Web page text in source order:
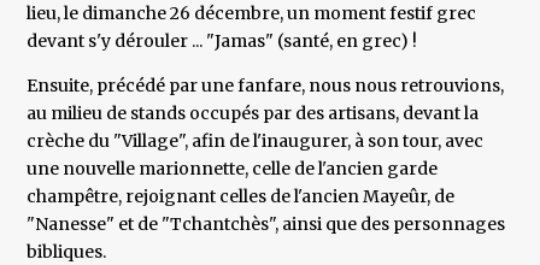
lieu, le dimanche 26 décembre, un moment festif grec
devant s'y dérouler ... "Jamas" (santé, en grec) !
Ensuite, précédé par une fanfare, nous nous retrouvions,
au milieu de stands occupés par des artisans, devant la
crèche du "Village", afin de l'inaugurer, à son tour, avec
une nouvelle marionnette, celle de l'ancien garde
champêtre, rejoignant celles de l'ancien Mayeûr, de
"Nanesse" et de "Tchantchès", ainsi que des personnages
bibliques.